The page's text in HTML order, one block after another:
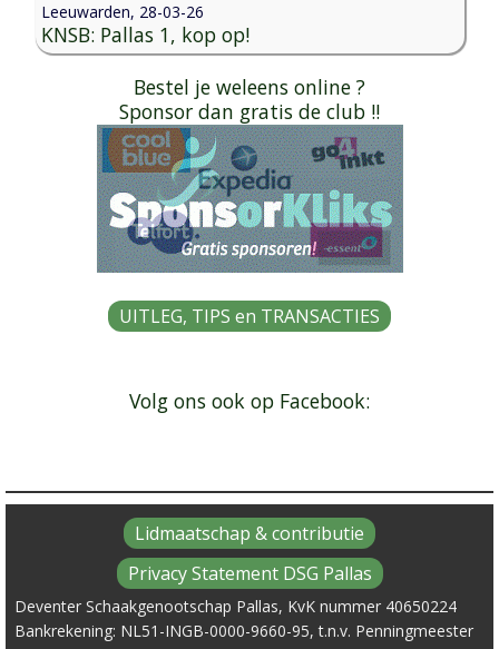
Leeuwarden, 28-03-26
KNSB: Pallas 1, kop op!
Bestel je weleens online ?
Sponsor dan gratis de club !!
UITLEG, TIPS en TRANSACTIES
Volg ons ook op Facebook:
Lidmaatschap & contributie
Privacy Statement DSG Pallas
Deventer Schaakgenootschap Pallas, KvK nummer 40650224
Bankrekening: NL51-INGB-0000-9660-95, t.n.v. Penningmeester